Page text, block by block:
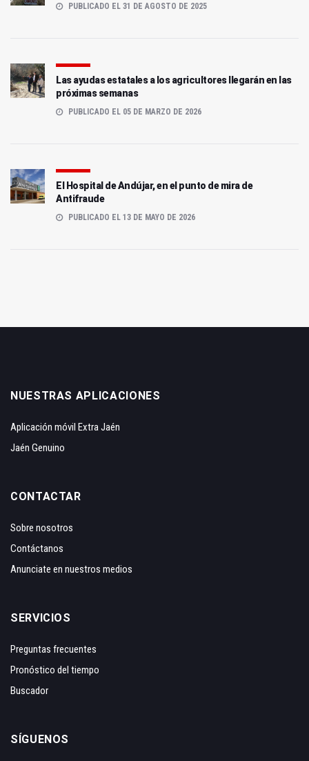
PUBLICADO EL 31 DE AGOSTO DE 2025
Las ayudas estatales a los agricultores llegarán en las
próximas semanas
PUBLICADO EL 05 DE MARZO DE 2026
El Hospital de Andújar, en el punto de mira de
Antifraude
PUBLICADO EL 13 DE MAYO DE 2026
NUESTRAS APLICACIONES
Aplicación móvil Extra Jaén
Jaén Genuino
CONTACTAR
Sobre nosotros
Contáctanos
Anunciate en nuestros medios
SERVICIOS
Preguntas frecuentes
Pronóstico del tiempo
Buscador
SÍGUENOS